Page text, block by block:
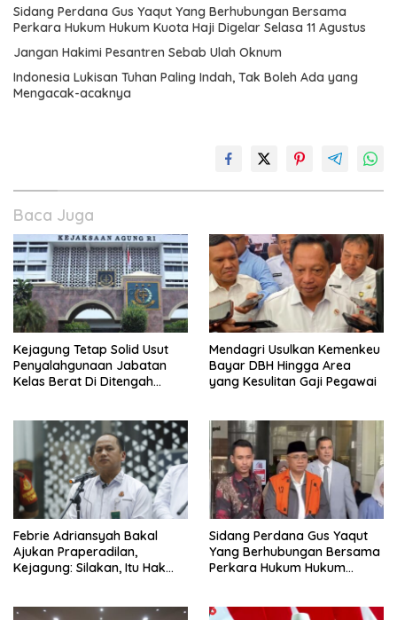
Sidang Perdana Gus Yaqut Yang Berhubungan Bersama
Perkara Hukum Hukum Kuota Haji Digelar Selasa 11 Agustus
Jangan Hakimi Pesantren Sebab Ulah Oknum
Indonesia Lukisan Tuhan Paling Indah, Tak Boleh Ada yang
Mengacak-acaknya
Baca Juga
Kejagung Tetap Solid Usut
Penyalahgunaan Jabatan
Kelas Berat Di Ditengah
Mendagri Usulkan Kemenkeu
Bayar DBH Hingga Area
yang Kesulitan Gaji Pegawai
Febrie Adriansyah Bakal
Ajukan Praperadilan,
Kejagung: Silakan, Itu Hak
Sidang Perdana Gus Yaqut
Yang Berhubungan Bersama
Perkara Hukum Hukum